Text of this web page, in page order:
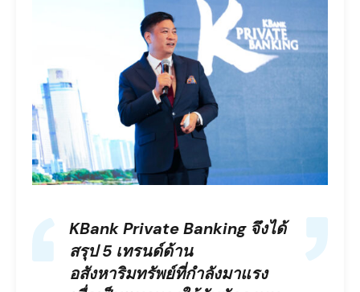
KBank Private Banking จึงได้
สรุป 5 เทรนด์ด้าน
อสังหาริมทรัพย์ที่กำลังมาแรง